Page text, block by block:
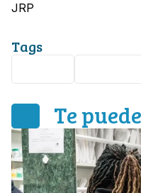
JRP
Tags
Te